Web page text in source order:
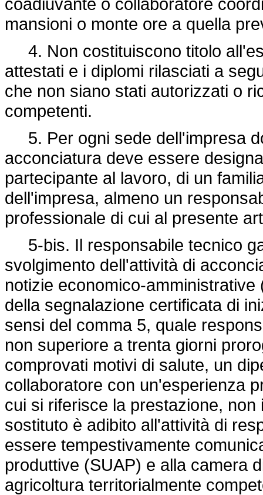
mansioni o monte ore a quella
4. Non costituiscono titolo
attestati e i diplomi rilasciati a
che non siano stati autorizzati o
competenti.
5. Per ogni sede dell'impresa
acconciatura deve essere
partecipante al lavoro, di un
dell'impresa, almeno un
professionale di cui al presente
5-bis. Il responsabile tecnico
svolgimento dell'attività di
notizie economico-
della segnalazione certificata di
sensi del comma 5, quale
non superiore a trenta giorni
comprovati motivi di salute, un
collaboratore con un'esperienza
cui si riferisce la prestazione,
sostituto è adibito all'attività di
essere tempestivamente
produttive (SUAP) e alla camera
agricoltura territorialmente